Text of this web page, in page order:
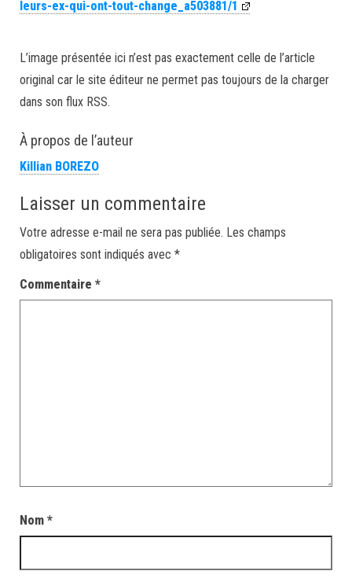
leurs-ex-qui-ont-tout-change_a503881/1
L’image présentée ici n’est pas exactement celle de l’article
original car le site éditeur ne permet pas toujours de la charger
dans son flux RSS.
À propos de l’auteur
Killian BOREZO
Laisser un commentaire
Votre adresse e-mail ne sera pas publiée. Les champs
obligatoires sont indiqués avec *
Commentaire *
Nom *